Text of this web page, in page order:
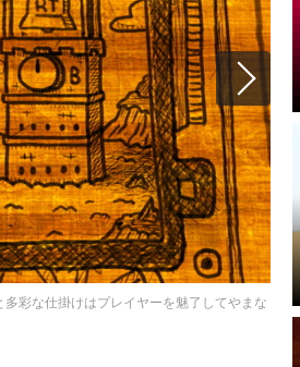
彩な仕掛けはプレイヤーを魅了してやまな